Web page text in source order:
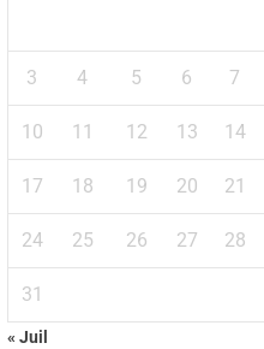
3 4 5 6 7
10 11 12 13 14
17 18 19 20 21
24 25 26 27 28
31
« Juil